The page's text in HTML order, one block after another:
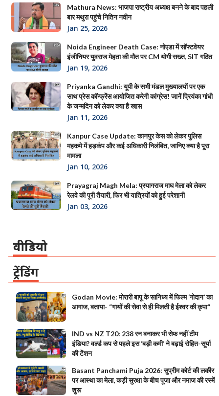
Mathura News: भाजपा राष्ट्रीय अध्यक्ष बनने के बाद पहली
बार मथुरा पहुंचे नितिन नवीन
Jan 25, 2026
Noida Engineer Death Case: नोएडा में सॉफ्टवेयर
इंजीनियर युवराज मेहता की मौत पर CM योगी सख्त, SIT गठित
Jan 19, 2026
Priyanka Gandhi: यूपी के सभी मंडल मुख्यालयों पर एक
साथ प्रेस कॉन्फ्रेंस आयोजित करेगी कांग्रेस! जानें प्रियंका गांधी
के जन्मदिन को लेकर क्या है खास
Jan 11, 2026
Kanpur Case Update: कानपुर केस को लेकर पुलिस
महकमे में हड़कंप और कई अधिकारी निलंबित, जानिए क्या है पूरा
मामला
Jan 10, 2026
Prayagraj Magh Mela: प्रयागराज माघ मेला को लेकर
रेलवे की पूरी तैयारी, फिर भी यात्रियों को हुई परेशानी
Jan 03, 2026
वीडियो
ट्रेंडिंग
Godan Movie: मोरारी बापू के सानिध्य में फिल्म ‘गोदान’ का
आगाज, बताया- “गायों की सेवा से ही मिलती है ईश्वर की कृपा”
IND vs NZ T20: 238 रन बनाकर भी सेफ नहीं टीम
इंडिया? वर्ल्ड कप से पहले इस ‘बड़ी कमी’ ने बढ़ाई रोहित-सूर्या
की टेंशन
Basant Panchami Puja 2026: सुप्रीम कोर्ट की लकीर
पर आस्था का मेला, कड़ी सुरक्षा के बीच पूजा और नमाज की रस्में
शुरू